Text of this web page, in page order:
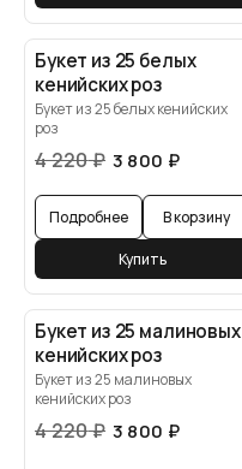
Букет из 25 белых
кенийских роз
Букет из 25 белых кенийских
роз
4 220₽ 3 800 ₽
Подробнее В корзину
Купить
Букет из 25 малиновых
кенийских роз
Букет из 25 малиновых
кенийских роз
4 220₽ 3 800 ₽